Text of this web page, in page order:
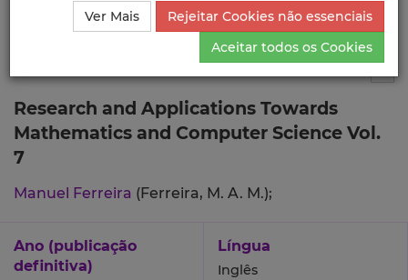
Ciência_Iscte Publicações
Descrição Detalhada da
Publicação
Research and Applications Towards
Mathematics and Computer Science Vol.
7
Manuel Ferreira (Ferreira, M. A. M.);
Ano (publicação
definitiva)
Língua
Inglês
Ver Mais
Rejeitar Cookies não essenciais
Aceitar todos os Cookies